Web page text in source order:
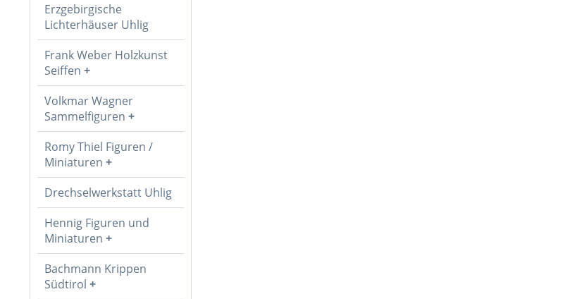
Erzgebirgische
Lichterhäuser Uhlig
Frank Weber Holzkunst
Seiffen
Volkmar Wagner
Sammelfiguren
Romy Thiel Figuren /
Miniaturen
Drechselwerkstatt Uhlig
Hennig Figuren und
Miniaturen
Bachmann Krippen
Südtirol